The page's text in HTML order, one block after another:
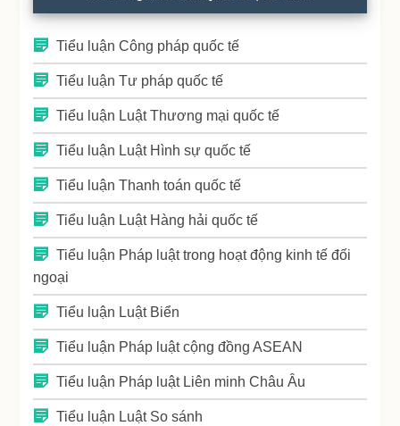
Tiểu luận Công pháp quốc tế
Tiểu luận Tư pháp quốc tế
Tiểu luận Luật Thương mại quốc tế
Tiểu luận Luật Hình sự quốc tế
Tiểu luận Thanh toán quốc tế
Tiểu luận Luật Hàng hải quốc tế
Tiểu luận Pháp luật trong hoạt động kinh tế đối
ngoại
Tiểu luận Luật Biển
Tiểu luận Pháp luật cộng đồng ASEAN
Tiểu luận Pháp luật Liên minh Châu Âu
Tiểu luận Luật So sánh